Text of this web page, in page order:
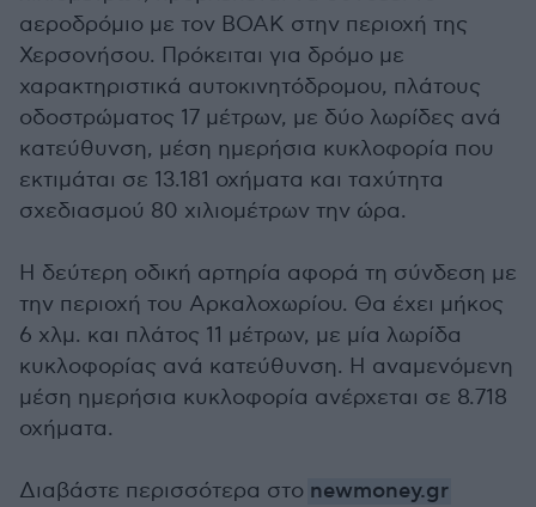
αεροδρόμιο με τον ΒΟΑΚ στην περιοχή της
Χερσονήσου. Πρόκειται για δρόμο με
χαρακτηριστικά αυτοκινητόδρομου, πλάτους
οδοστρώματος 17 μέτρων, με δύο λωρίδες ανά
κατεύθυνση, μέση ημερήσια κυκλοφορία που
εκτιμάται σε 13.181 οχήματα και ταχύτητα
σχεδιασμού 80 χιλιομέτρων την ώρα.
Η δεύτερη οδική αρτηρία αφορά τη σύνδεση με
την περιοχή του Αρκαλοχωρίου. Θα έχει μήκος
6 χλμ. και πλάτος 11 μέτρων, με μία λωρίδα
κυκλοφορίας ανά κατεύθυνση. Η αναμενόμενη
μέση ημερήσια κυκλοφορία ανέρχεται σε 8.718
οχήματα.
Διαβάστε περισσότερα στο newmoney.gr